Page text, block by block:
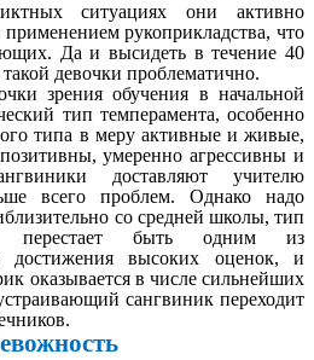
ситуациях они активно
применением рукоприкладства, что
Да и высидеть в течение 40
девочки проблематично.
зрения обучения в начальной
тип темперамента, особенно
типа в меру активные и живые,
умеренно агрессивны и
доставляют учителю
всего проблем. Однако надо
со средней школы, тип
перестает быть одним из
достижения высоких оценок, и
оказывается в числе сильнейших
сангвиник переходит